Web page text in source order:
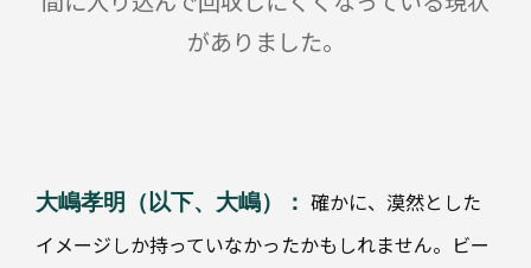
がありました。
大嶋孝明（以下、大嶋）： 確かに、漠然とした
イメージしか持っていなかったかもしれません。ビー
付
与